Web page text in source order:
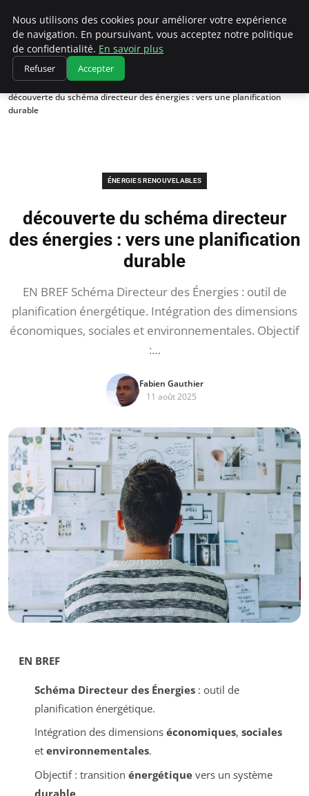
Climatedebtagents
Accueil
Énergies Renouvelables
découverte du schéma directeur des énergies : vers une planification
durable
ÉNERGIES RENOUVELABLES
découverte du schéma directeur
des énergies : vers une planification
durable
EN BREF Schéma Directeur des Énergies : outil de
planification énergétique. Intégration des dimensions
économiques, sociales et environnementales. Objectif
:…
Fabien Gauthier
11 août 2025
EN BREF
Schéma Directeur des Énergies: outil de
planification énergétique.
Intégration des dimensions économiques, sociales
et environnementales.
Objectif : transition énergétiquevers un système
durable.
Nous utilisons des cookies pour améliorer votre expérience
de navigation. En poursuivant, vous acceptez notre politique
de confidentialité. En savoir plus
Refuser Accepter